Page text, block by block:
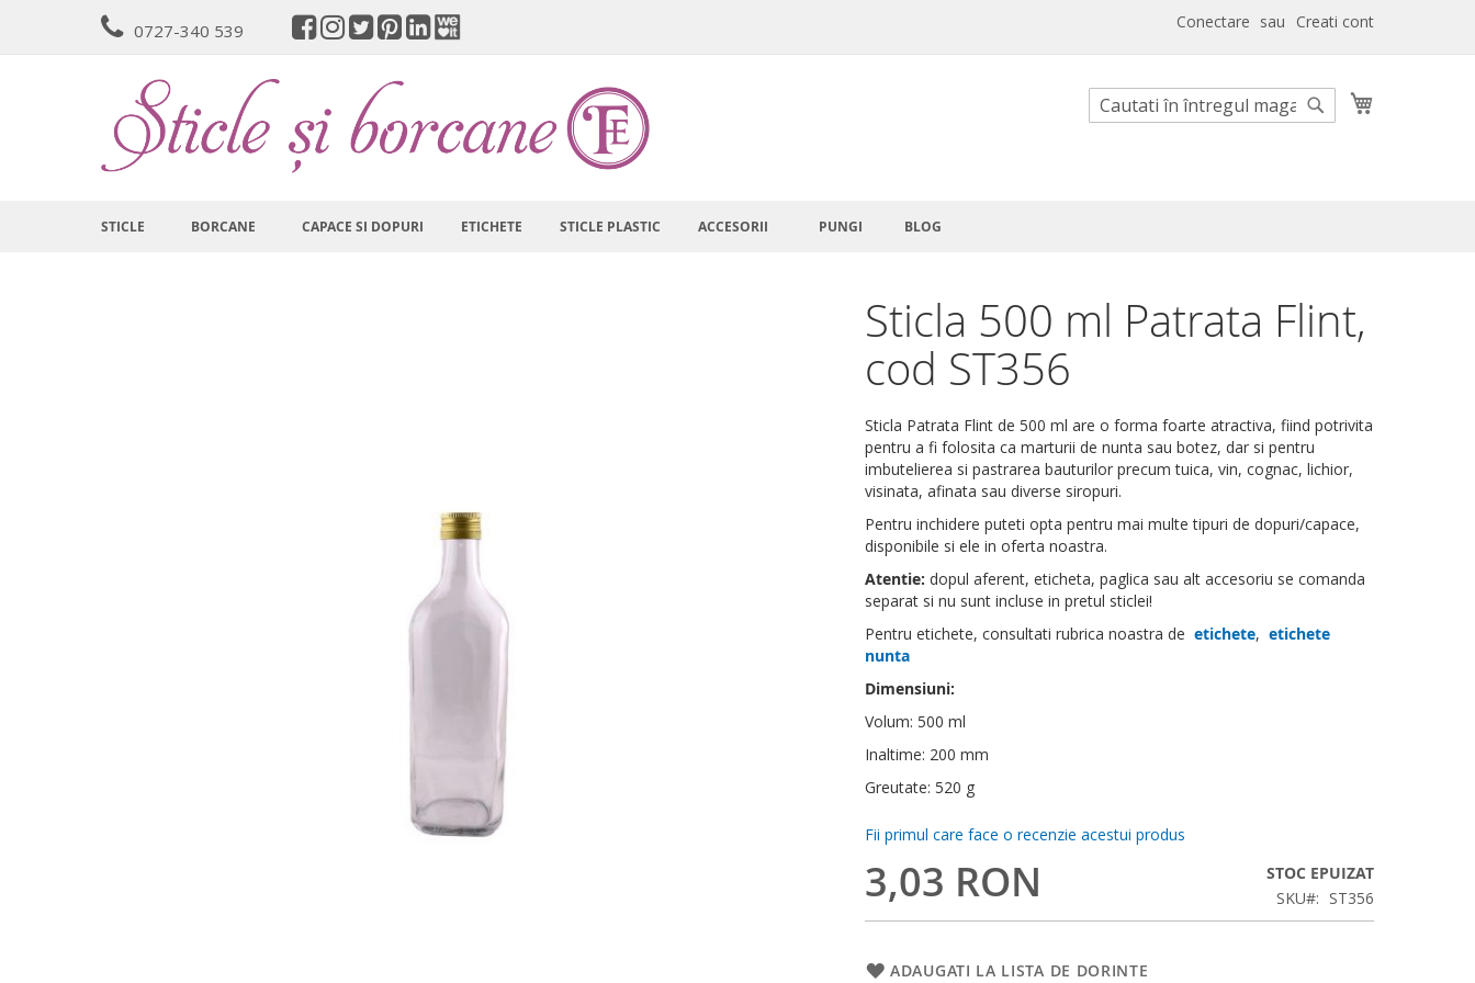
Mergeti
la
Conectare Creati cont
0727-340 539
Cautare
STICLE BORCANE CAPACE SI DOPURI ETICHETE STICLE PLASTIC ACCESORII PUNGI BLOG
Sticla 500 ml Patrata Flint,
cod ST356
Sticla Patrata Flint de 500 ml are o forma foarte atractiva, fiind potrivita
pentru a fi folosita ca marturii de nunta sau botez, dar si pentru
imbutelierea si pastrarea bauturilor precum tuica, vin, cognac, lichior,
visinata, afinata sau diverse siropuri.
Pentru inchidere puteti opta pentru mai multe tipuri de dopuri/capace,
disponibile si ele in oferta noastra.
Atentie: dopul aferent, eticheta, paglica sau alt accesoriu se comanda
separat si nu sunt incluse in pretul sticlei!
Pentru etichete, consultati rubrica noastra de etichete, etichete
nunta
Dimensiuni:
Volum: 500 ml
Inaltime: 200 mm
Greutate: 520 g
Fii primul care face o recenzie acestui produs
3,03 RON
STOC EPUIZAT
SKU
ST356
ADAUGATI LA LISTA DE DORINTE